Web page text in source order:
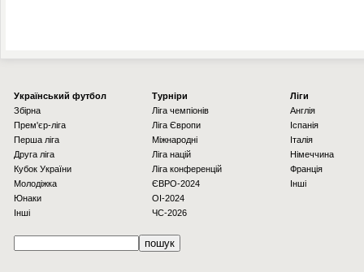
Українcький футбол
Збірна
Прем'єр-ліга
Перша ліга
Друга ліга
Кубок України
Молодіжка
Юнаки
Інші
Турніри
Ліга чемпіонів
Ліга Європи
Міжнародні
Ліга націй
Ліга конференцій
ЄВРО-2024
OI-2024
ЧС-2026
Ліги
Англія
Іспанія
Італія
Німеччина
Франція
Інші